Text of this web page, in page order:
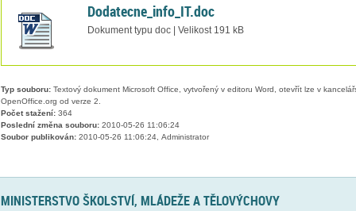
Dodatecne_info_IT.doc
Dokument typu doc | Velikost 191 kB
Typ souboru:Textový dokument Microsoft Office, vytvořený v editoru Word, otevřít lze v
OpenOffice.org od verze 2.
Počet stažení:364
Poslední změna souboru:2010-05-26 11:06:24
Soubor publikován:2010-05-26 11:06:24, Administrator
MINISTERSTVO ŠKOLSTVÍ, MLÁDEŽE A TĚLOVÝCHOVY